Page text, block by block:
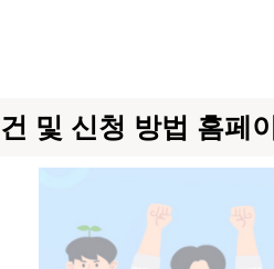
및 신청 방법 홈페